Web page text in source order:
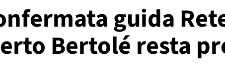
guida
Bertolé resta